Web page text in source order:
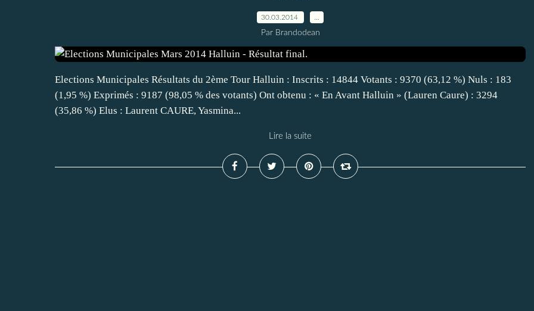
30.03.2014
Par Brandodean
Elections Municipales Résultats du 2ème Tour Halluin : Inscrits : 14844 Votants : 9370 (63,12 %) Nuls : 183
(1,95 %) Exprimés : 9187 (98,05 % des votants) Ont obtenu : « En Avant Halluin » (Lauren Caure) : 3294
(35,86 %) Elus : Laurent CAURE, Yasmina...
Lire la suite